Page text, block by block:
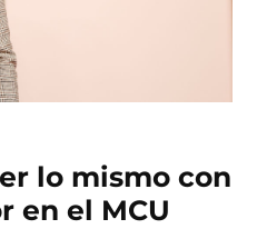
lo mismo con
en el MCU